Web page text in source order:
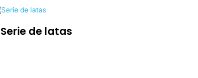
Serie de latas